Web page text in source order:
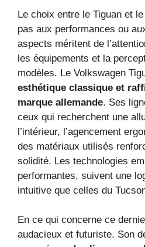
Le choix entre le Tiguan et
pas aux performances ou
aspects méritent de
les équipements et la
modèles. Le Volkswagen
esthétique classique et
marque allemande. Ses
ceux qui recherchent une
l’intérieur, l’agencement
des matériaux utilisés
solidité. Les technologies
performantes, suivent une
intuitive que celles du
En ce qui concerne ce
audacieux et futuriste. Son